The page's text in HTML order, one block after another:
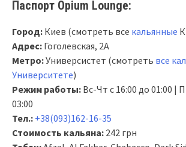
Паспорт Opium Lounge:
Город: Киев (смотреть все кальянные
Адрес: Гоголевская, 2А
Метро:Универсистет (смотреть все
Университете)
Режим работы: Вс-Чт с 16:00 до 01:00 |
03:00
Тел.: +38(093)162-16-35
Стоимость кальяна: 242 грн